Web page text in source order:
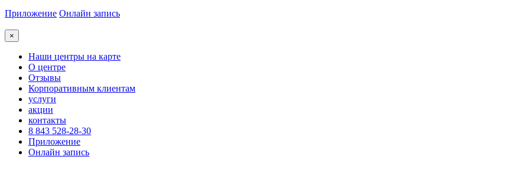
Приложение Онлайн запись
×
Наши центры на карте
О центре
Отзывы
Корпоративным клиентам
услуги
акции
контакты
8 843 528-28-30
Приложение
Онлайн запись